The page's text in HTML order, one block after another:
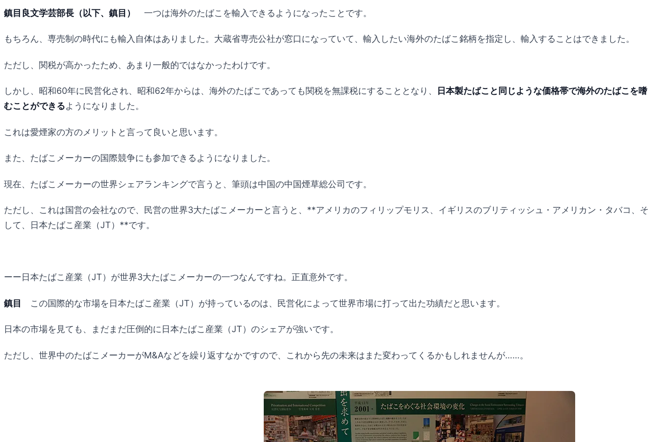
鎮目良文学芸部長（以下、鎮目） 一つは海外のたばこを輸入できるようになったことです。
もちろん、専売制の時代にも輸入自体はありました。大蔵省専売公社が窓口になっていて、輸入したい海外のたばこ銘柄を指定し、輸入することはできました。
ただし、関税が高かったため、あまり一般的ではなかったわけです。
しかし、昭和60年に民営化され、昭和62年からは、海外のたばこであっても関税を無課税にすることとなり、
日本製たばこと同じような価格帯で海外のたばこを嗜
むことができるようになりました。
これは愛煙家の方のメリットと言って良いと思います。
また、たばこメーカーの国際競争にも参加できるようになりました。
現在、たばこメーカーの世界シェアランキングで言うと、筆頭は中国の中国煙草総公司です。
ただし、これは国営の会社なので、民営の世界3大たばこメーカーと言うと、**アメリカのフィリップモリス、イギリスのブリティッシュ・アメリカン・タバコ、そ
して、日本たばこ産業（JT）**です。
ーー日本たばこ産業（JT）が世界3大たばこメーカーの一つなんですね。正直意外です。
鎮目 この国際的な市場を日本たばこ産業（JT）が持っているのは、民営化によって世界市場に打って出た功績だと思います。
日本の市場を見ても、まだまだ圧倒的に日本たばこ産業（JT）のシェアが強いです。
ただし、世界中のたばこメーカーがM&Aなどを繰り返すなかですので、これから先の未来はまた変わってくるかもしれませんが……。